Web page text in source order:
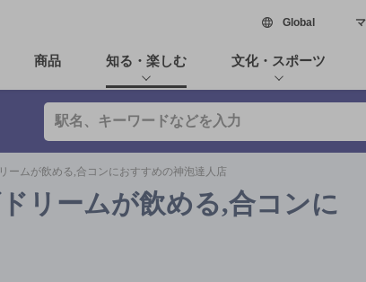
Global新しいウ
商品 知る・楽しむ 文化・スポーツ
ームが飲める,合コンにおすすめの神泡達人店
リームが飲める,合コンに